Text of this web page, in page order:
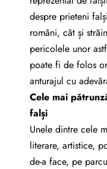
despre prieteni
români, cât și
pericolele unor
poate fi de folos
anturajul cu
Cele mai
falși
Unele dintre cele
literare, artistice,
de-a face, pe